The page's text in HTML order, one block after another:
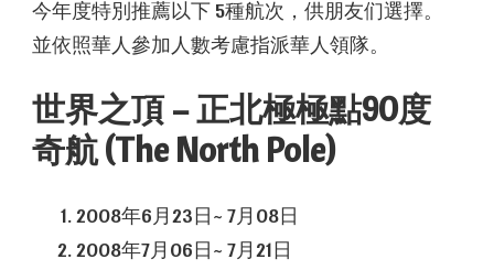
今年度特別推薦以下 5種航次，供朋友们選擇。
並依照華人參加人數考慮指派華人領隊。
世界之頂 – 正北極極點90度
奇航 (The North Pole)
2008年6月23日~ 7月08日
2008年7月06日~ 7月21日